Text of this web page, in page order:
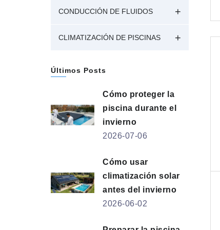
CONDUCCIÓN DE FLUIDOS
CLIMATIZACIÓN DE PISCINAS
Últimos Posts
Cómo proteger la
piscina durante el
invierno
2026-07-06
Cómo usar
climatización solar
antes del invierno
2026-06-02